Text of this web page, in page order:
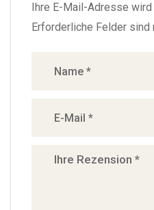
Ihre E-Mail-Adresse
Erforderliche Felder sind